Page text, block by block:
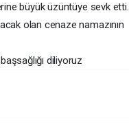
büyük üzüntüye sevk etti.
olan cenaze namazının
diliyoruz